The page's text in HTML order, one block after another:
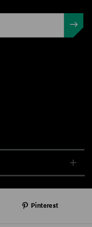
Pinterest